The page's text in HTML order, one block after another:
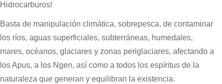
Hidrocarburos!
Basta de manipulación climática, sobrepesca, de contaminar
los ríos, aguas superficiales, subterráneas, humedales,
mares, océanos, glaciares y zonas periglaciares, afectando a
los Apus, a los Ngen, así como a todos los espíritus de la
naturaleza que generan y equilibran la existencia.